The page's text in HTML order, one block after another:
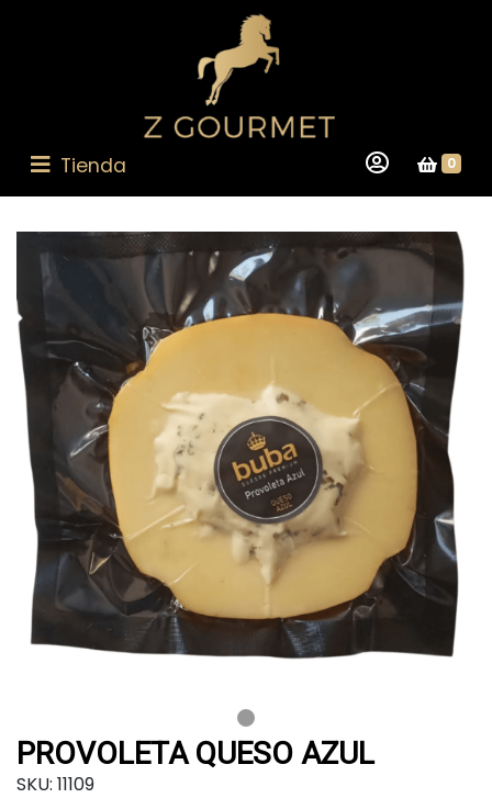
Tienda 0
PROVOLETA QUESO AZUL
SKU: 11109